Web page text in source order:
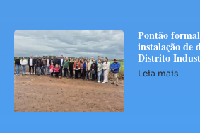
Pontão
instalação de
Distrito
Leia mais